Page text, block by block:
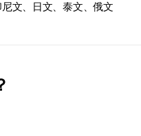
文、日文、泰文、俄文